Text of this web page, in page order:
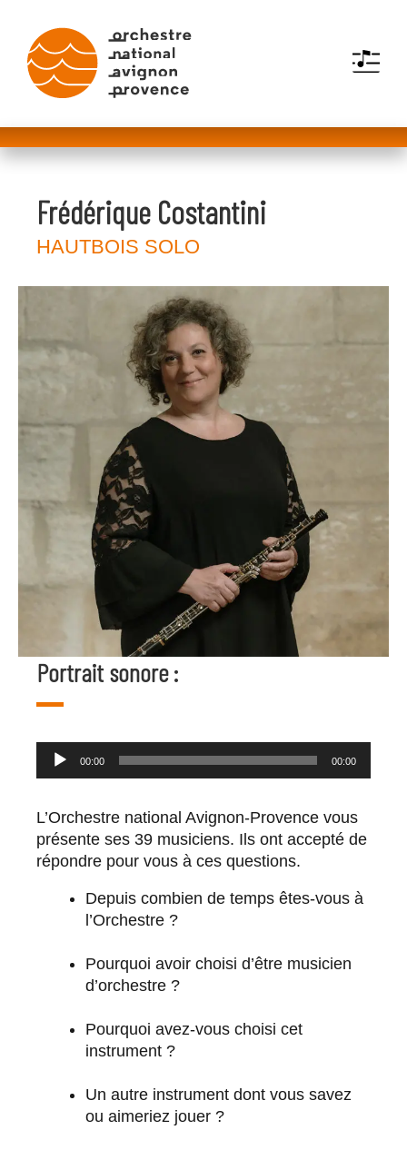
MENU
Frédérique Costantini
HAUTBOIS SOLO
Portrait sonore :
Lecteur
audio
00:00 00:00
L’Orchestre national Avignon-Provence vous
présente ses 39 musiciens. Ils ont accepté de
répondre pour vous à ces questions.
Depuis combien de temps êtes-vous à
l’Orchestre ?
Pourquoi avoir choisi d’être musicien
d’orchestre ?
Pourquoi avez-vous choisi cet
instrument ?
Un autre instrument dont vous savez
ou aimeriez jouer ?